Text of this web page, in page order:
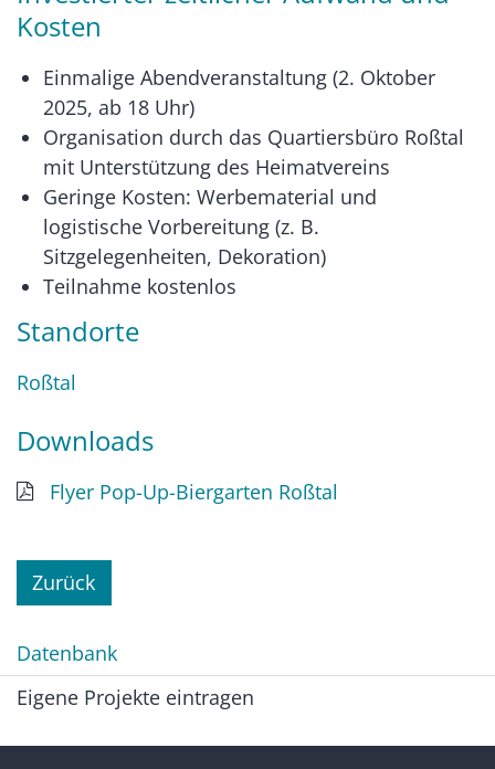
Kosten
Einmalige Abendveranstaltung (2. Oktober
2025, ab 18 Uhr)
Organisation durch das Quartiersbüro Roßtal
mit Unterstützung des Heimatvereins
Geringe Kosten: Werbematerial und
logistische Vorbereitung (z. B.
Sitzgelegenheiten, Dekoration)
Teilnahme kostenlos
Standorte
Roßtal
Downloads
Flyer Pop-Up-Biergarten Roßtal
Zurück
Datenbank
Eigene Projekte eintragen